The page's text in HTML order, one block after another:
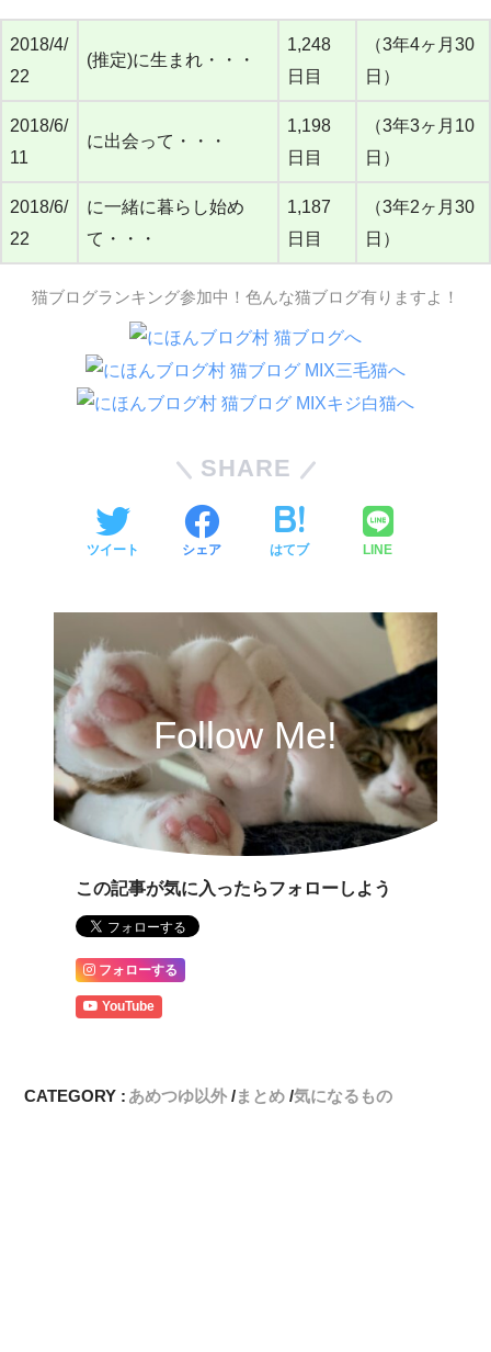
2018/4/
22
(推定)に生まれ・・・
1,248
日目
（3年4ヶ月30
日）
2018/6/
11
に出会って・・・
1,198
日目
（3年3ヶ月10
日）
2018/6/
22
に一緒に暮らし始め
て・・・
1,187
日目
（3年2ヶ月30
日）
猫ブログランキング参加中！色んな猫ブログ有りますよ！
SHARE
ツイート シェア はてブ LINE
Follow Me!
この記事が気に入ったらフォローしよう
フォローする
YouTube
CATEGORY : あめつゆ以外 まとめ 気になるもの